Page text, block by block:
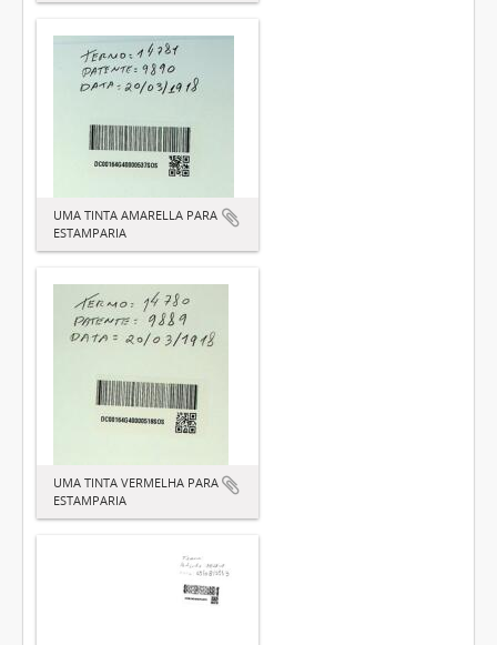
UMA TINTA AMARELLA PARA
ESTAMPARIA
UMA TINTA VERMELHA PARA
ESTAMPARIA